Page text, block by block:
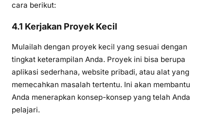
cara berikut:
4.1 Kerjakan Proyek Kecil
Mulailah dengan proyek kecil yang sesuai dengan
tingkat keterampilan Anda. Proyek ini bisa berupa
aplikasi sederhana, website pribadi, atau alat yang
memecahkan masalah tertentu. Ini akan membantu
Anda menerapkan konsep-konsep yang telah Anda
pelajari.